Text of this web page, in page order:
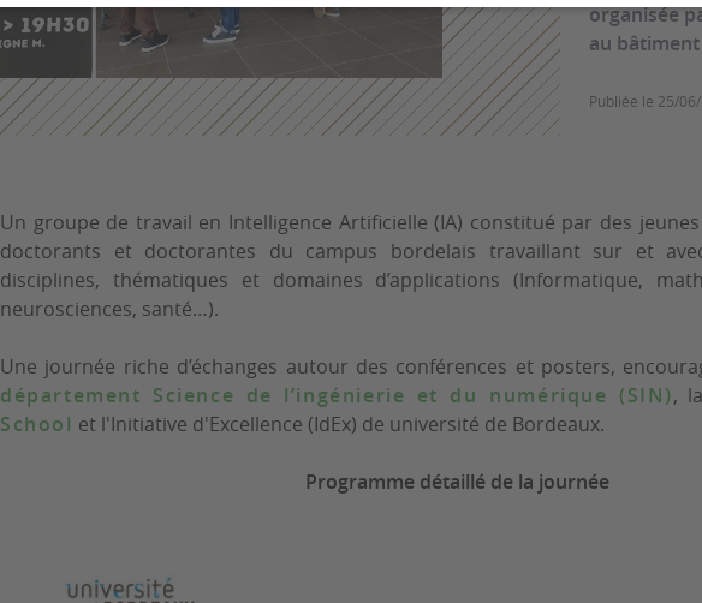
organisée
au bâtiment
Publiée le 25/
Un groupe de travail en Intelligence Artificielle (IA) constitué par des
doctorants et doctorantes du campus bordelais travaillant sur et
disciplines, thématiques et domaines d’applications (Informatique,
neurosciences, santé…).
Une journée riche d’échanges autour des conférences et posters,
département Science de l’ingénierie et du numérique (SIN), la
School et l'Initiative d'Excellence (IdEx) de université de Bordeaux.
Programme détaillé de la journée